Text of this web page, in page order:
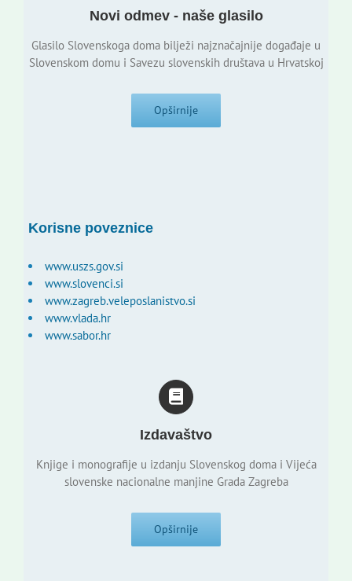
Novi odmev - naše glasilo
Glasilo Slovenskoga doma bilježi najznačajnije događaje u
Slovenskom domu i Savezu slovenskih društava u Hrvatskoj
Opširnije
Korisne poveznice
www.uszs.gov.si
www.slovenci.si
www.zagreb.veleposlanistvo.si
www.vlada.hr
www.sabor.hr
Izdavaštvo
Knjige i monografije u izdanju Slovenskog doma i Vijeća
slovenske nacionalne manjine Grada Zagreba
Opširnije